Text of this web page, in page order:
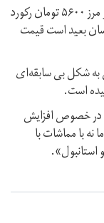
دلار آمریکا در بازار خرید و فروش ارز ایران با عبور از مرز ۵۶۰۰ تومان رکورد
بعید است قیمت
نیز روز یک‌شنبه ۱۹ فروردین به شکل بی سابقه‌ای
در خصوص افزایش
با مماشات با